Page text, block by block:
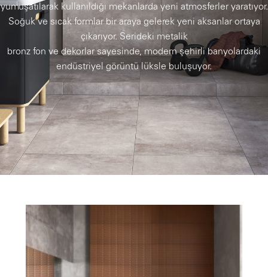
yumuşatılarak kullanıldığı mekanlarda yeni atmosferler yaratıyor.
Soğuk ve sıcak formlar bir araya gelerek yeni aksanlar ortaya
çıkarıyor. Serideki metalik
bronz fon ve dekorlar sayesinde, modern şehirli banyolardaki
endüstriyel görüntü lüksle buluşuyor.